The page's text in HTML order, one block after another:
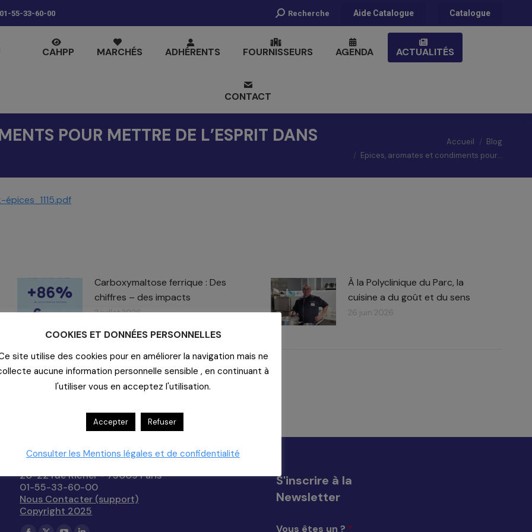
01-55-33-60-00
Recherche
Recherche Aide Catalogue Catalogue
CAHPP MARCHÉS ADHÉRENTS FOURNISSEURS AGENDA ACTUALITÉS
CONTACT
POUR METTRE DE L’ESPRIT DANS
Accueil
Blog
Epices, aromates et condiments pour…
Carboxymaltose ferrique : Des
chiffres – des impacts​
2 juillet 2026
À la Polyclinique du Parc, la
cuisine a du goût et du sens
26 juin 2026
Contact
20-22 rue Richer - 75009 Paris
01-55-33-60-00
Nous Contacter (support)
Copyright 2025
Trouvez nous sur :
S'inscrire à la
Newsletter
Vous êtes un ? *
COOKIES ET DONNÉES PERSONNELLES
site utilise des cookies pour en améliorer la navigation mais ne
aucune information personnelle sensible , en continuant à
l'utiliser vous en acceptez l'utilisation.
Accepter Refuser
Consulter les Mentions légales et de confidentialité